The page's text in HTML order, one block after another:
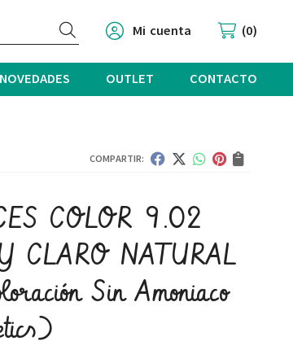
Buscar Mi cuenta 0
NOVEDADES OUTLET CONTACTO
COMPARTIR:
COLOR 9.02
CLARO NATURAL
Sin Amoniaco